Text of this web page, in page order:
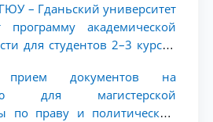
– Гданьский университет
программу академической
для студентов 2–3 курсов
прием документов на
для магистерской
по праву и политическим